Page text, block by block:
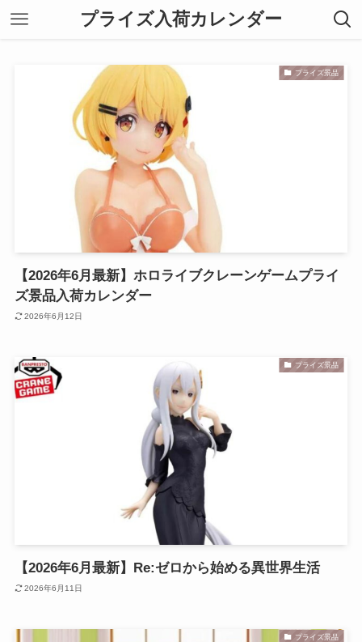
プライズ入荷カレンダー
プライズ景品
【2026年6月最新】ホロライブクレーンゲームプライ
ズ景品入荷カレンダー
2026年6月12日
プライズ景品
【2026年6月最新】Re:ゼロから始める異世界生活
2026年6月11日
プライズ景品